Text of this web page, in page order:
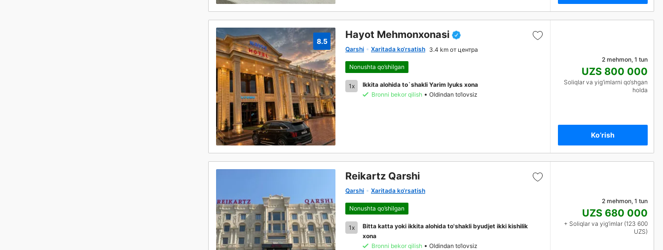
8.5
Hayot Mehmonxonasi
Qarshi Xaritada ko‘rsatish 3.4 km от центра
Nonushta qo’shilgan
1x
Ikkita alohida to`shakli Yarim lyuks xona
Bronni bekor qilish
Oldindan to‘lovsiz
2 mehmon, 1 tun
UZS 800 000
Soliqlar va yig‘imlarni qo‘shgan
holda
Ko’rish
Reikartz Qarshi
Qarshi Xaritada ko‘rsatish
Nonushta qo’shilgan
1x
Bitta katta yoki ikkita alohida to'shakli byudjet ikki kishilik
xona
Bronni bekor qilish
Oldindan to‘lovsiz
2 mehmon, 1 tun
UZS 680 000
+ Soliqlar va yig‘imlar (123 600
UZS)